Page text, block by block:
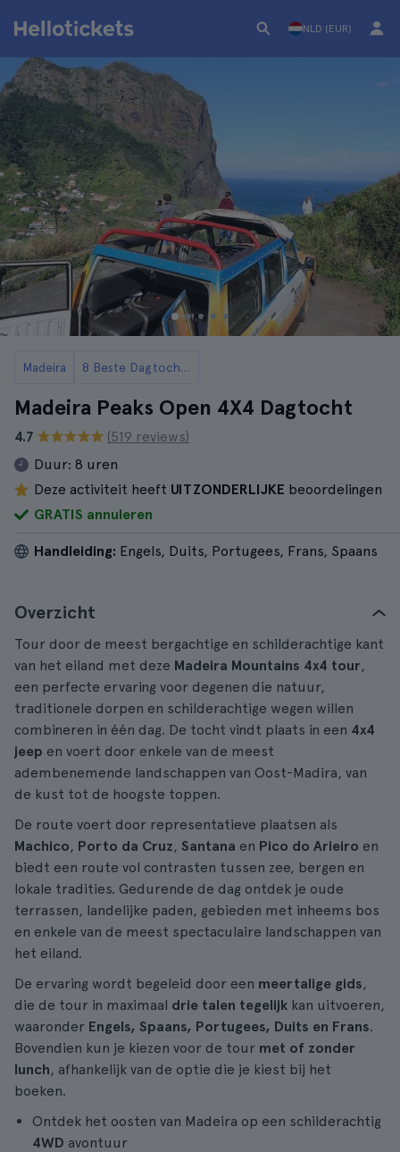
NLD (EUR)
Madeira 8 Beste Dagtochten vanuit Funchal op Madeira
Madeira Peaks Open 4X4 Dagtocht
4.7
(519 reviews)
Duur: 8 uren
Deze activiteit heeft UITZONDERLIJKE beoordelingen
GRATIS annuleren
Handleiding: Engels, Duits, Portugees, Frans, Spaans
Overzicht
Tour door de meest bergachtige en schilderachtige kant
van het eiland met deze Madeira Mountains 4x4 tour,
een perfecte ervaring voor degenen die natuur,
traditionele dorpen en schilderachtige wegen willen
combineren in één dag. De tocht vindt plaats in een 4x4
jeep en voert door enkele van de meest
adembenemende landschappen van Oost-Madira, van
de kust tot de hoogste toppen.
De route voert door representatieve plaatsen als
Machico, Porto da Cruz, Santana en Pico do Arieiro en
biedt een route vol contrasten tussen zee, bergen en
lokale tradities. Gedurende de dag ontdek je oude
terrassen, landelijke paden, gebieden met inheems bos
en enkele van de meest spectaculaire landschappen van
het eiland.
De ervaring wordt begeleid door een meertalige gids,
die de tour in maximaal drie talen tegelijk kan uitvoeren,
waaronder Engels, Spaans, Portugees, Duits en Frans.
Bovendien kun je kiezen voor de tour met of zonder
lunch, afhankelijk van de optie die je kiest bij het
boeken.
Ontdek het oosten van Madeira op een schilderachtig
4WD avontuur